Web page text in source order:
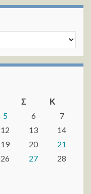
Σ
Κ
5 6
7
12 13
14
19 20
21
26 27
28